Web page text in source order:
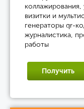
визитки и
генераторы qr-
журналистика,
работы
Получить